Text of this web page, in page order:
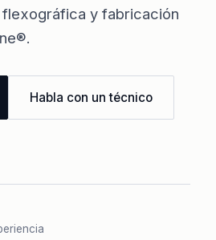
y fabricación
Habla con un técnico